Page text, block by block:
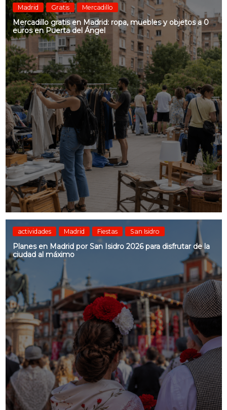
Madrid Gratis Mercadillo
Mercadillo gratis en Madrid: ropa, muebles y objetos a 0
euros en Puerta del Ángel
actividades Madrid Fiestas San Isidro
Planes en Madrid por San Isidro 2026 para disfrutar de la
ciudad al máximo